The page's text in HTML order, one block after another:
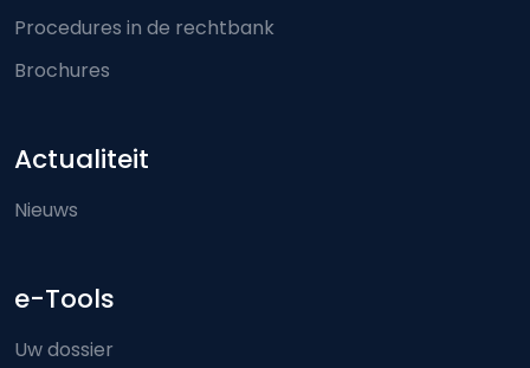
Procedures in de rechtbank
Brochures
Actualiteit
Nieuws
e-Tools
Uw dossier